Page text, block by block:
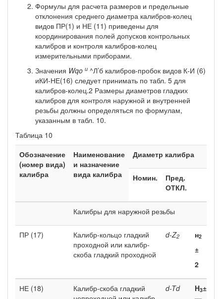
Формулы для расчета размеров и предельные
отклонения среднего диаметра калибров-колец
видов ПР(1) и НЕ (11) приведены для
координирования полей допусков контрольных
калибров и контроля калибров-колец
измерительными прибо­рами.
Значения Wqo и ^Л’б калибров-пробок видов К-И (6)
иКИ-НЕ(16) следует принимать по табл. 5 для
калибров-колец.2 Размеры диаметров гладких
калибров для контроля наружной и внутренней
резьбы должны определяться по формулам,
указанным в табл. 10.
Таблица 10
Обозначение
(номер вида)
калибра
Наименование
и назначение
вида калибра
Диаметр калибра
Номин.
Пред.
ОТКЛ.
Калибры для наружной резьбы
ПР (17)
Калибр-кольцо гладкий
проходной или калибр-
скоба гладкий проход­ной
d-Z2 н2
±
2
НЕ (18)
Калибр-скоба гладкий
d-Td H3±